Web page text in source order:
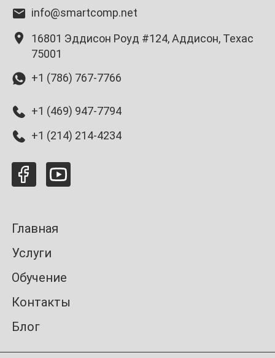
info@smartcomp.net
16801 Эддисон Роуд #124, Аддисон, Техас
75001
+1 (786) 767-7766
+1 (469) 947-7794
+1 (214) 214-4234
Главная
Услуги
Обучение
Контакты
Блог